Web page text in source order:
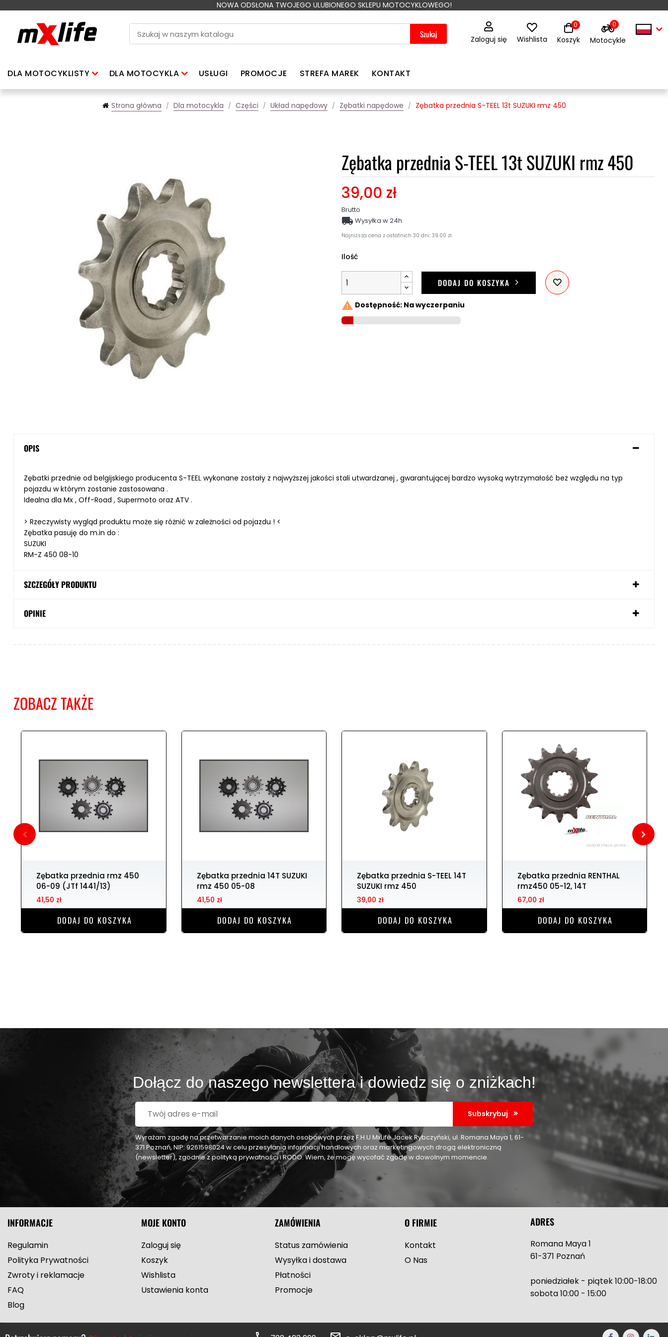
NOWA ODSŁONA TWOJEGO ULUBIONEGO SKLEPU MOTOCYKLOWEGO!
Szukaj Zaloguj się Wishlista Koszyk
0 0
Motocykle
DLA MOTOCYKLISTY DLA MOTOCYKLA USŁUGI PROMOCJE STREFA MAREK KONTAKT
Strona główna Dla motocykla Części Układ napędowy Zębatki napędowe Zębatka przednia S-TEEL 13t SUZUKI rmz 450
Zębatka przednia S-TEEL 13t SUZUKI rmz 450
39,00 zł
Brutto
Najniższa cena z ostatnich 30 dni: 39.00 zł
 Wysyłka w 24h
Ilość
DODAJ DO KOSZYKA
 Dostępność: Na wyczerpaniu
OPIS
Zębatki przednie od belgijskiego producenta S-TEEL wykonane zostały z najwyższej jakości stali utwardzanej , gwarantującej bardzo wysoką wytrzymałość bez względu na typ
pojazdu w którym zostanie zastosowana .
Idealna dla Mx , Off-Road , Supermoto oraz ATV .
> Rzeczywisty wygląd produktu może się różnić w zależności od pojazdu ! <
Zębatka pasuję do m.in do :
SUZUKI
RM-Z 450 08-10
SZCZEGÓŁY PRODUKTU
OPINIE
ZOBACZ TAKŻE
Zębatka przednia rmz 450
06-09 (JTf 1441/13)
41,50 zł
DODAJ DO KOSZYKA
Zębatka przednia 14T SUZUKI
rmz 450 05-08
41,50 zł
DODAJ DO KOSZYKA
Zębatka przednia S-TEEL 14T
SUZUKI rmz 450
39,00 zł
DODAJ DO KOSZYKA
Zębatka przednia RENTHAL
rmz450 05-12, 14T
67,00 zł
DODAJ DO KOSZYKA
Dołącz do naszego newslettera i dowiedz się o zniżkach!
Subskrybuj
Wyrażam zgodę na przetwarzanie moich danych osobowych przez F.H.U MxLife Jacek Rybczyński, ul. Romana Maya 1, 61-
371 Poznań, NIP: 9261598024 w celu przesyłania informacji handlowych oraz marketingowych drogą elektroniczną
(newsletter), zgodnie z polityką prywatności i RODO. Wiem, że mogę wycofać zgodę w dowolnym momencie.
INFORMACJE
Regulamin
Polityka Prywatności
Zwroty i reklamacje
FAQ
Blog
MOJE KONTO
Zaloguj się
Koszyk
Wishlista
Ustawienia konta
ZAMÓWIENIA
Status zamówienia
Wysyłka i dostawa
Płatności
Promocje
O FIRMIE
Kontakt
O Nas
ADRES
Romana Maya 1
61-371 Poznań
poniedziałek - piątek 10:00-18:00
sobota 10:00 - 15:00